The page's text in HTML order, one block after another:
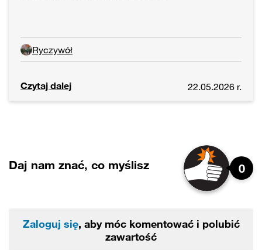
Ryczywół
Czytaj dalej 22.05.2026 r.
Daj nam znać, co myślisz 0
Zaloguj się, aby móc komentować i polubić
zawartość